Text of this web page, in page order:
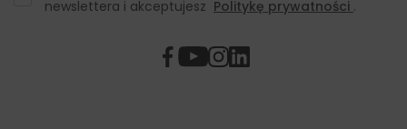
newslettera i akceptujesz Politykę prywatności .